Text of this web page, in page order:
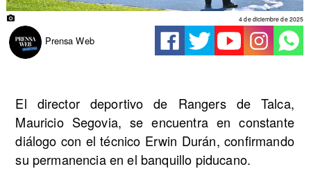
Prensa Web
4 de diciembre de 2025
El director deportivo de Rangers de Talca,
Mauricio Segovia, se encuentra en constante
diálogo con el técnico Erwin Durán, confirmando
su permanencia en el banquillo piducano.